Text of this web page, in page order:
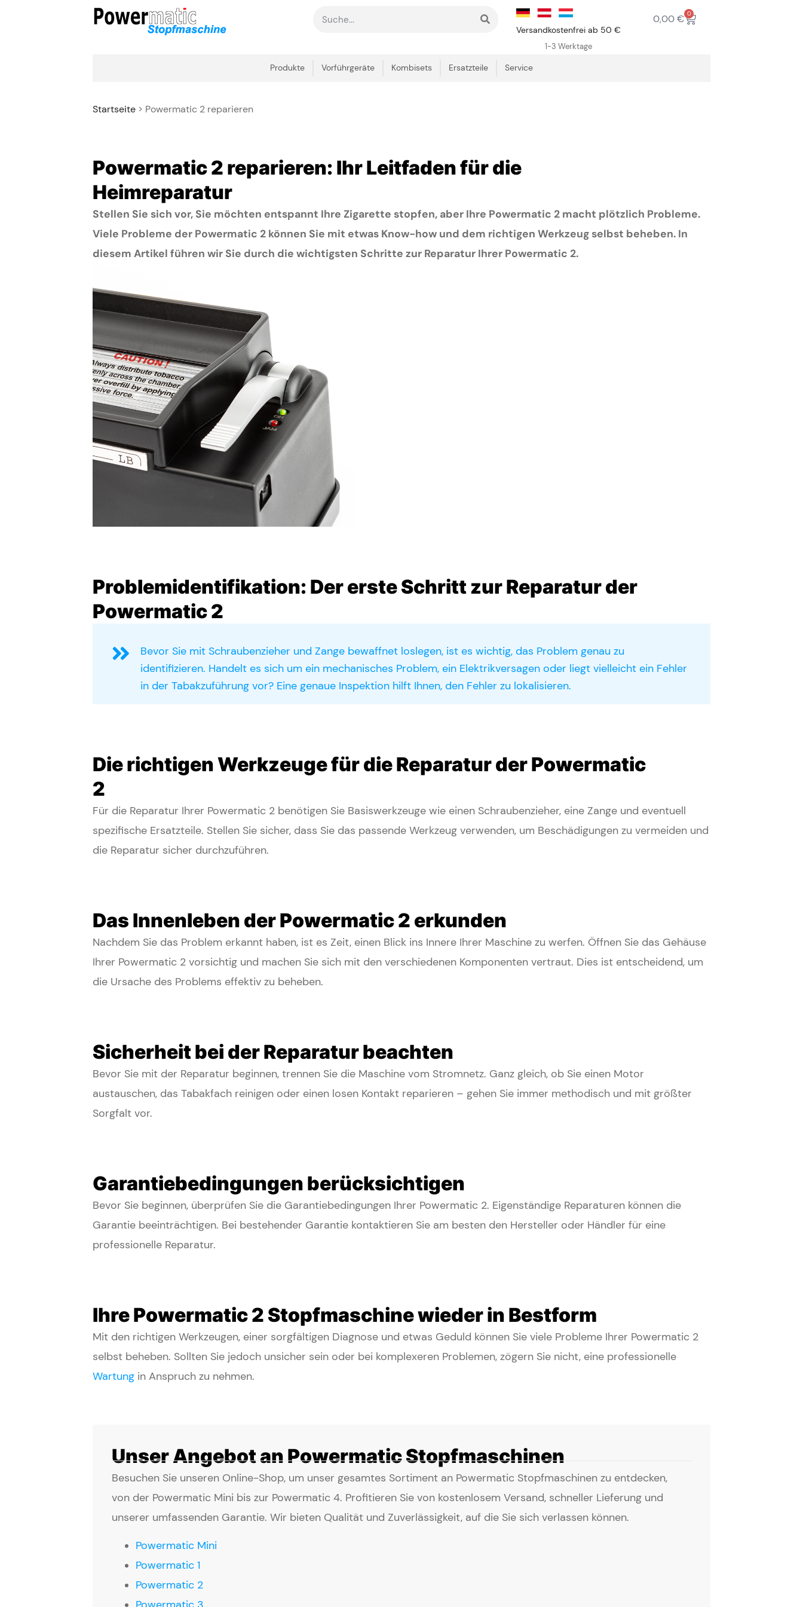
Versandkostenfrei ab 50 €
1-3 Werktage
0,00€ 0
Produkte Vorführgeräte Kombisets Ersatzteile Service
Startseite> Powermatic 2 reparieren
Powermatic 2 reparieren: Ihr Leitfaden für die
Heimreparatur
Stellen Sie sich vor, Sie möchten entspannt Ihre Zigarette stopfen, aber Ihre Powermatic 2 macht plötzlich Probleme.
Viele Probleme der Powermatic 2 können Sie mit etwas Know-how und dem richtigen Werkzeug selbst beheben. In
diesem Artikel führen wir Sie durch die wichtigsten Schritte zur Reparatur Ihrer Powermatic 2.
Problemidentifikation: Der erste Schritt zur Reparatur der
Powermatic 2
Bevor Sie mit Schraubenzieher und Zange bewaffnet loslegen, ist es wichtig, das Problem genau zu
identifizieren. Handelt es sich um ein mechanisches Problem, ein Elektrikversagen oder liegt vielleicht ein Fehler
in der Tabakzuführung vor? Eine genaue Inspektion hilft Ihnen, den Fehler zu lokalisieren.
Die richtigen Werkzeuge für die Reparatur der Powermatic
2
Für die Reparatur Ihrer Powermatic 2 benötigen Sie Basiswerkzeuge wie einen Schraubenzieher, eine Zange und eventuell
spezifische Ersatzteile. Stellen Sie sicher, dass Sie das passende Werkzeug verwenden, um Beschädigungen zu vermeiden und
die Reparatur sicher durchzuführen.
Das Innenleben der Powermatic 2 erkunden
Nachdem Sie das Problem erkannt haben, ist es Zeit, einen Blick ins Innere Ihrer Maschine zu werfen. Öffnen Sie das Gehäuse
Ihrer Powermatic 2 vorsichtig und machen Sie sich mit den verschiedenen Komponenten vertraut. Dies ist entscheidend, um
die Ursache des Problems effektiv zu beheben.
Sicherheit bei der Reparatur beachten
Bevor Sie mit der Reparatur beginnen, trennen Sie die Maschine vom Stromnetz. Ganz gleich, ob Sie einen Motor
austauschen, das Tabakfach reinigen oder einen losen Kontakt reparieren – gehen Sie immer methodisch und mit größter
Sorgfalt vor.
Garantiebedingungen berücksichtigen
Bevor Sie beginnen, überprüfen Sie die Garantiebedingungen Ihrer Powermatic 2. Eigenständige Reparaturen können die
Garantie beeinträchtigen. Bei bestehender Garantie kontaktieren Sie am besten den Hersteller oder Händler für eine
professionelle Reparatur.
Ihre Powermatic 2 Stopfmaschine wieder in Bestform
Mit den richtigen Werkzeugen, einer sorgfältigen Diagnose und etwas Geduld können Sie viele Probleme Ihrer Powermatic 2
selbst beheben. Sollten Sie jedoch unsicher sein oder bei komplexeren Problemen, zögern Sie nicht, eine professionelle
Wartungin Anspruch zu nehmen.
Unser Angebot an Powermatic Stopfmaschinen
Besuchen Sie unseren Online-Shop, um unser gesamtes Sortiment an Powermatic Stopfmaschinen zu entdecken,
von der Powermatic Mini bis zur Powermatic 4. Profitieren Sie von kostenlosem Versand, schneller Lieferung und
unserer umfassenden Garantie. Wir bieten Qualität und Zuverlässigkeit, auf die Sie sich verlassen können.
Powermatic Mini
Powermatic 1
Powermatic 2